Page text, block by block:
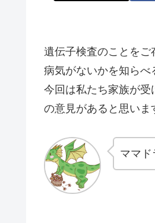
遺伝子検査のことを
病気がないかを知らべ
今回は私たち家族が
の意見があると思いま
ママド